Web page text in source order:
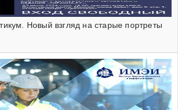
Новый взгляд на старые портреты